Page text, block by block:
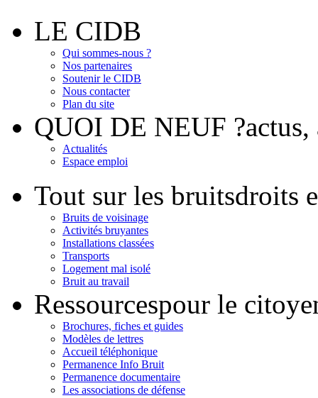
LE CIDB
Qui sommes-nous ?
Nos partenaires
Soutenir le CIDB
Nous contacter
Plan du site
QUOI DE NEUF ?
Actualités
Espace emploi
Tout sur les bruitsdroits
Bruits de voisinage
Activités bruyantes
Installations classées
Transports
Logement mal isolé
Bruit au travail
Ressourcespour le
Brochures, fiches et guides
Modèles de lettres
Accueil téléphonique
Permanence Info Bruit
Permanence documentaire
Les associations de défense